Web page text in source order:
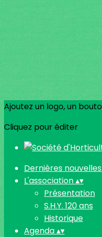
Ajoutez un logo, un
Cliquez pour éditer
Dernières nouvelles
L'association▴▾
Présentation
S.H.Y. 120 ans
Historique
Agenda▴▾